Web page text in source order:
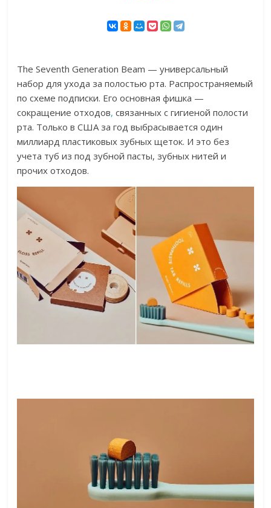
The Seventh Generation Beam — универсальный
набор для ухода за полостью рта. Распространяемый
по схеме подписки. Его основная фишка —
сокращение отходов, связанных с гигиеной полости
рта. Только в США за год выбрасывается один
миллиард пластиковых зубных щеток. И это без
учета туб из под зубной пасты, зубных нитей и
прочих отходов.